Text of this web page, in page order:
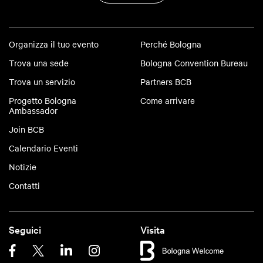
Qualifica:
Fisica Nucleare, sezione di Bologna
Promotore dell’evento: 6th Large Hadron Collider
Physics Conference - LHCP 2018
2. Adalberto Biasiotti
Qualifica:
Membro del Consiglio Nazionale ERSI in qualità di
Promotore dell’evento: 27th ELF Locksmiths
Convention 2019
Organizza il tuo evento
Trova una sede
Trova un servizio
Progetto Bologna
Ambassador
Join BCB
Calendario Eventi
Notizie
Contatti
Perché Bologna
Bologna Convention Bureau
Partners BCB
Come arrivare
Seguici Visita